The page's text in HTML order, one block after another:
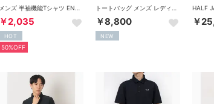
￥2,035
HOT
50%OFF
￥8,800
NEW
￥